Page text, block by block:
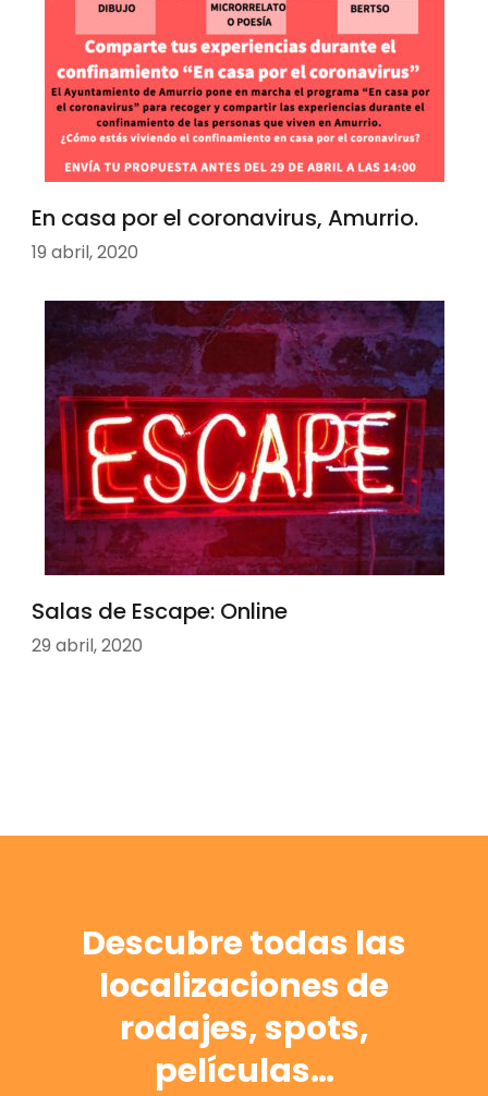
En casa por el coronavirus, Amurrio.
19 abril, 2020
Salas de Escape: Online
29 abril, 2020
Descubre todas las
localizaciones de
rodajes, spots,
películas…